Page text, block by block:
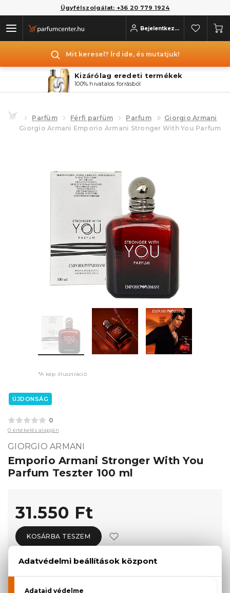
Ügyfélszolgálat: +36 20 779 1924
Bejelentkezés
Mit keresel? Írd ide, és mutatjuk!
Kizárólag eredeti termékek
100% hivatalos forrásból
Parfüm Férfi parfüm Parfum
Giorgio Armani
Giorgio Armani Emporio Armani Stronger With You Parfum
*A kép illusztráció
ÚJDONSÁG
0
0 értékelés alapján
GIORGIO ARMANI
Emporio Armani Stronger With You
Parfum Teszter 100 ml
31.550 Ft
KOSÁRBA TESZEM
Törzsvásárlóknak csak:29.973 Ft
KISZERELÉS KIVÁLASZTÁSA